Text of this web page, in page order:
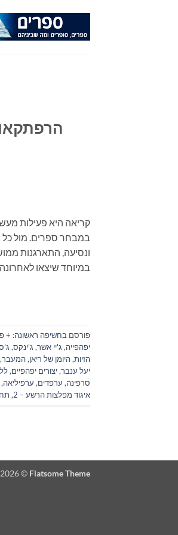
קריאה היא פעילות
במבחר ספרים. מול כל
במיוחד שיצאו
פורסם בחשיפה ראשונה: +
יפהפייה, ג'יי אשר, ג'ינקס,
הזיות,היומן של ריאן,המעבר,
יעל ענבר,יצורים יפהפיים,
סרפינה, ערפדים, ערפיליאה,
איגוד מפלצות הרשע – 2
,
© Flatsome Theme